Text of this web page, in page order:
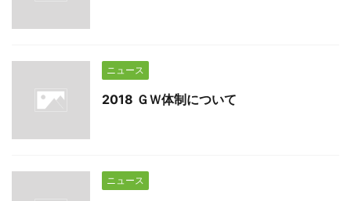
ニュース
2018 ＧＷ体制について
ニュース